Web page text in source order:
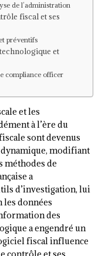
de l’administration
fiscal et ses
préventifs
et
compliance officer
et les
à l’ère du
sont devenus
modifiant
méthodes de
a
d’investigation, lui
les données
des
a engendré un
fiscal influence